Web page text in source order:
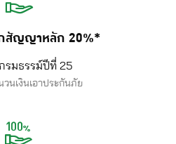
สัญญาหลัก 20%*
มธรรม์ปีที่ 25
วนเงินเอาประกันภัย